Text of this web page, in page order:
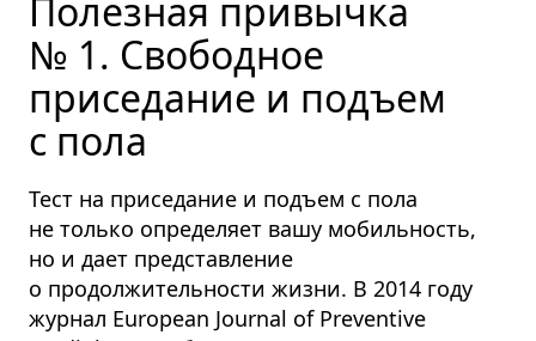
Полезная привычка
№ 1. Свободное
приседание и подъем
с пола
Тест на приседание и подъем с пола
не только определяет вашу мобильность,
но и дает представление
о продолжительности жизни. В 2014 году
журнал European Journal of Preventive